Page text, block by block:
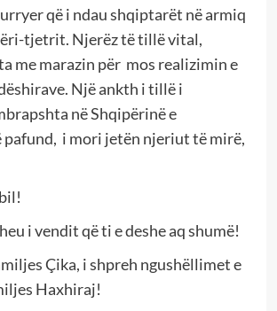
që i ndau shqiptarët në armiq
tjetrit. Njerëz të tillë vital,
me marazin për mos realizimin e
Një ankth i tillë i
në Shqipërinë e
i mori jetën njeriut të mirë,
i vendit që ti e deshe aq shumë!
Çika, i shpreh ngushëllimet e
Haxhiraj!